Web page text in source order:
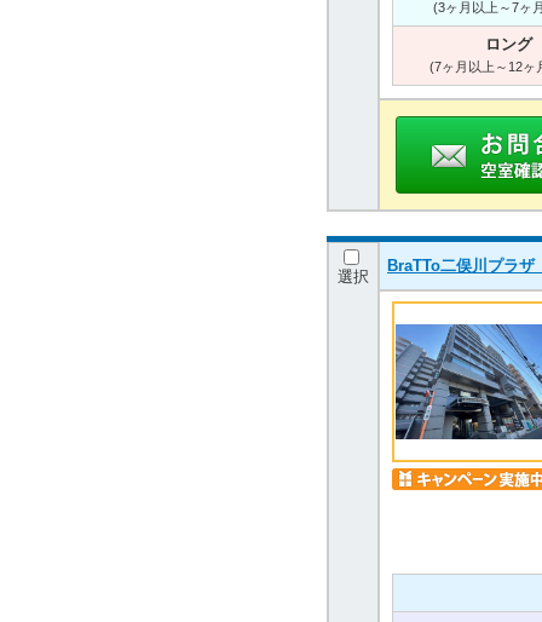
(3ヶ月以上～7ヶ
ロング
(7ヶ月以上～12ヶ
選択
BraTTo二俣川プラ